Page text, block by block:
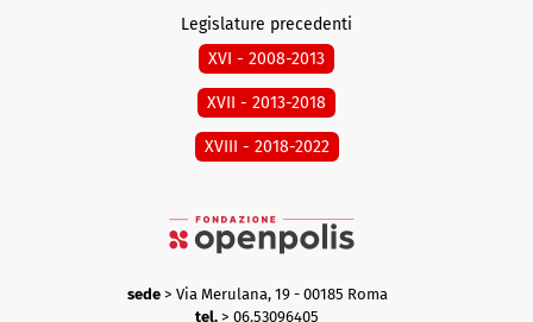
Legislature precedenti
XVI - 2008-2013
XVII - 2013-2018
XVIII - 2018-2022
sede> Via Merulana, 19 - 00185 Roma
tel. > 06.53096405